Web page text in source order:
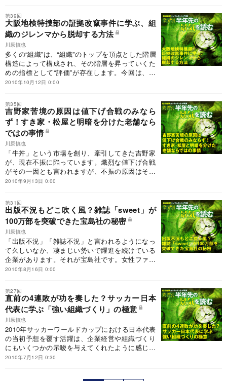
第39回
大阪地検特捜部の証拠改竄事件に学ぶ、組
織のジレンマから脱却する方法
川原慎也
多くの“組織”は、“組織”のトップを頂点とした階層
構造によって構成され、その階層を昇っていくた
めの指標として“評価”が存在します。今回は、大
阪地検特捜部の主任検事による証拠改竄事件を例
2010年10月12日 0:00
第35回
吉野家苦境の原因は値下げ合戦のみなら
ず！すき家・松屋と明暗を分けた老舗なら
ではの事情
川原慎也
「牛丼」という市場を創り、牽引してきた吉野家
が、現在不振に陥っています。熾烈な値下げ合戦
がその一因とも言われますが、不振の原因はそれ
だけではないようです。命運を分けたのは一体な
2010年9月13日 0:00
第31回
出版不況もどこ吹く風？雑誌「sweet」が
100万部を突破できた宝島社の秘密
川原慎也
「出版不況」「雑誌不況」と言われるようになっ
て久しいなか、凄まじい勢いで躍進を続けている
企業があります。それが宝島社です。女性ファッ
ション誌No.1である同社の「sweet」の発行部数
2010年8月16日 0:00
第27回
直前の4連敗が功を奏した？サッカー日本
代表に学ぶ「強い組織づくり」の極意
川原慎也
2010年サッカーワールドカップにおける日本代表
の当初予想を覆す活躍は、企業経営や組織づくり
にもいくつかの示唆を与えてくれたように感じて
います。そこで今回は、サッカー日本代表に学ぶ
2010年7月12日 0:30